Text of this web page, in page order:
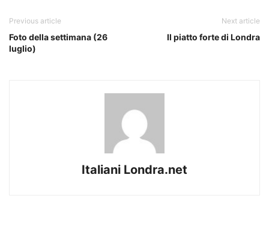
Previous article
Foto della settimana (26
luglio)
Next article
Il piatto forte di Londra
Italiani Londra.net